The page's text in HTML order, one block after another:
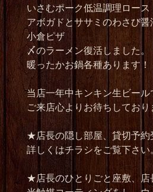
いさむポーク低温調理ロース
アボガドとササミのわさび醤
小倉ピザ
〆のラーメン復活しました。
暖ったかお鍋各種あります！
当店一年中キンキン生ビール
ご来店心よりお待ちしており
★店長の隠し部屋、貸切予約
詳しくはチラシをご覧下さい
★店長のひとりごと座敷、店